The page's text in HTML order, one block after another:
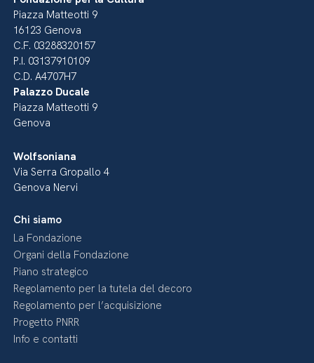
Piazza Matteotti 9
16123 Genova
C.F. 03288320157
P.I. 03137910109
C.D. A4707H7
Palazzo Ducale
Piazza Matteotti 9
Genova
Wolfsoniana
Via Serra Gropallo 4
Genova Nervi
Chi siamo
La Fondazione
Organi della Fondazione
Piano strategico
Regolamento per la tutela del decoro
Regolamento per l’acquisizione
Progetto PNRR
Info e contatti